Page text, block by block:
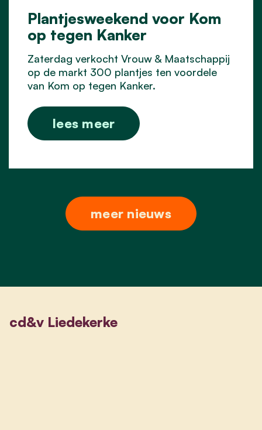
Plantjesweekend voor Kom
op tegen Kanker
Zaterdag verkocht Vrouw & Maatschappij
op de markt 300 plantjes ten voordele
van Kom op tegen Kanker.
lees meer
meer nieuws
cd&v Liedekerke